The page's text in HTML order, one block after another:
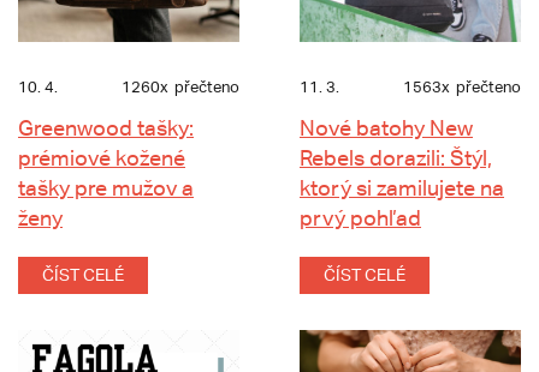
10. 4. 1260x přečteno
Greenwood tašky:
prémiové kožené
tašky pre mužov a
ženy
ČÍST CELÉ
11. 3. 1563x přečteno
Nové batohy New
Rebels dorazili: Štýl,
ktorý si zamilujete na
prvý pohľad
ČÍST CELÉ